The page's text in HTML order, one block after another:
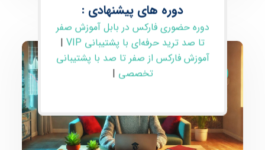
دوره های پیشنهادی :
دوره حضوری فارکس در بابل آموزش صفر
تا صد ترید حرفه‌ای با پشتیبانی VIP
|
آموزش فارکس از صفر تا صد با پشتیبانی
تخصصی |